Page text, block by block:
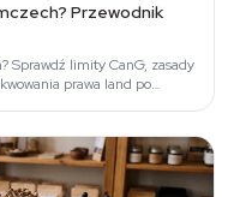
Przewodnik
Sprawdź limity CanG, zasady
prawa land po